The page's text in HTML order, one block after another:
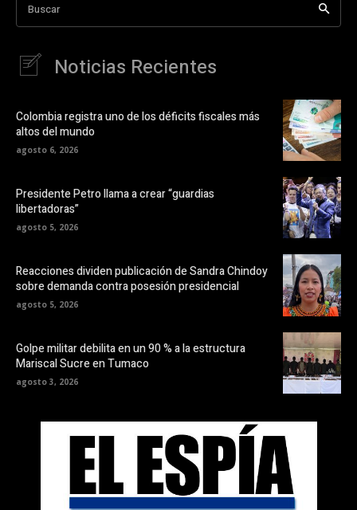
Buscar
Noticias Recientes
Colombia registra uno de los déficits fiscales más
altos del mundo
agosto 6, 2026
Presidente Petro llama a crear “guardias
libertadoras”
agosto 5, 2026
Reacciones dividen publicación de Sandra Chindoy
sobre demanda contra posesión presidencial
agosto 5, 2026
Golpe militar debilita en un 90 % a la estructura
Mariscal Sucre en Tumaco
agosto 3, 2026